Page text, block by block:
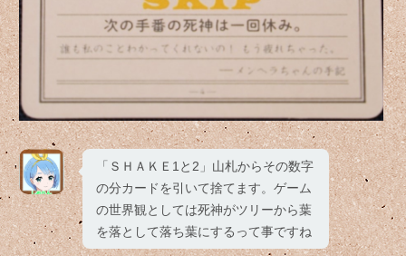
「ＳＨＡＫＥ1と2」山札からその数字
の分カードを引いて捨てます。ゲーム
の世界観としては死神がツリーから葉
を落として落ち葉にするって事ですね